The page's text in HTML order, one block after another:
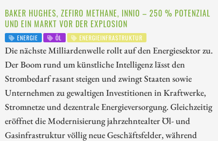
BAKER HUGHES, ZEFIRO METHANE, INNIO – 250 % POTENZIAL
UND EIN MARKT VOR DER EXPLOSION
ENERGIE ÖL ENERGIEINFRASTRUKTUR
Die nächste Milliardenwelle rollt auf den Energiesektor zu.
Der Boom rund um künstliche Intelligenz lässt den
Strombedarf rasant steigen und zwingt Staaten sowie
Unternehmen zu gewaltigen Investitionen in Kraftwerke,
Stromnetze und dezentrale Energieversorgung. Gleichzeitig
eröffnet die Modernisierung jahrzehntealter Öl- und
Gasinfrastruktur völlig neue Geschäftsfelder, während